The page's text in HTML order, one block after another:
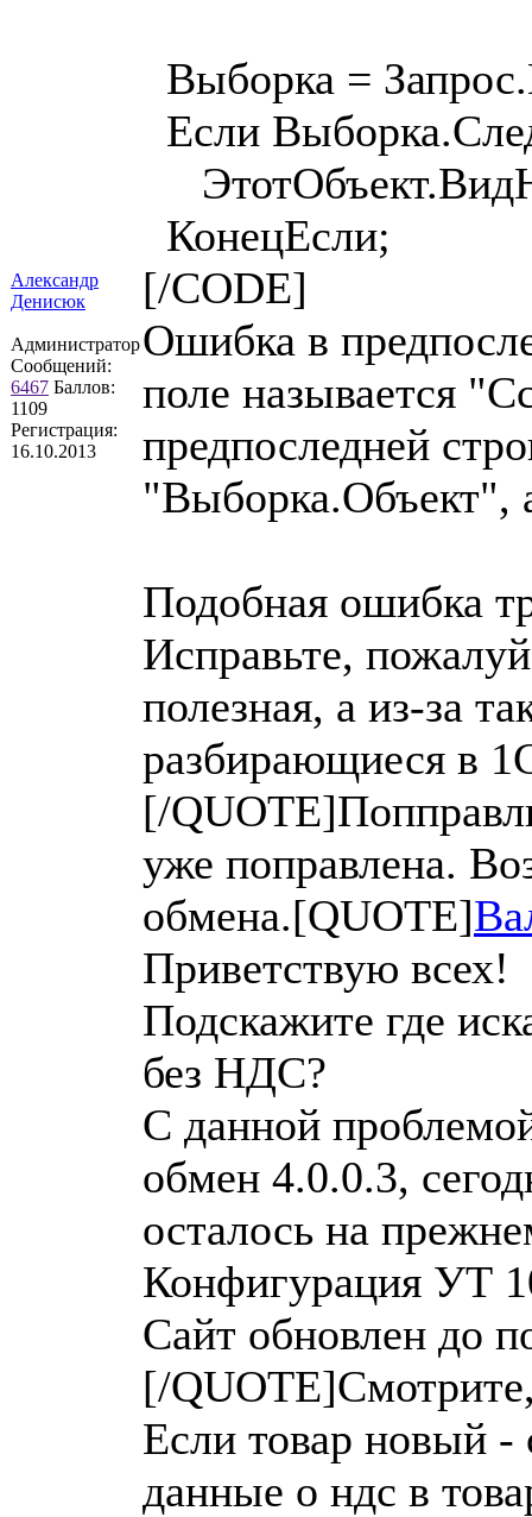
Александр
Денисюк
Администратор
Сообщений:
6467 Баллов:
1109
Регистрация:
16.10.2013
Выборка =
Если
КонецЕсли;
[/CODE]
Ошибка в
поле называется
предпоследней
"Выборка.Объект",
Подобная ошибка
Исправьте,
полезная, а из-за
разбирающиеся в
[/
уже поправлена.
обмена.[QUOTE]
Приветствую всех!
Подскажите где
без НДС?
С данной
обмен 4.0.0.3,
осталось на
Конфигурация УТ
Сайт обновлен до
[/
Если товар новый
данные о ндс в